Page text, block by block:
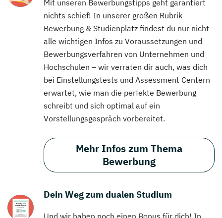
Mit unseren Bewerbungstipps geht garantiert
nichts schief! In unserer großen Rubrik
Bewerbung & Studienplatz findest du nur nicht
alle wichtigen Infos zu Voraussetzungen und
Bewerbungsverfahren von Unternehmen und
Hochschulen – wir verraten dir auch, was dich
bei Einstellungstests und Assessment Centern
erwartet, wie man die perfekte Bewerbung
schreibt und sich optimal auf ein
Vorstellungsgespräch vorbereitet.
Mehr Infos zum Thema
Bewerbung
Dein Weg zum dualen Studium
Und wir haben noch einen Bonus für dich! In